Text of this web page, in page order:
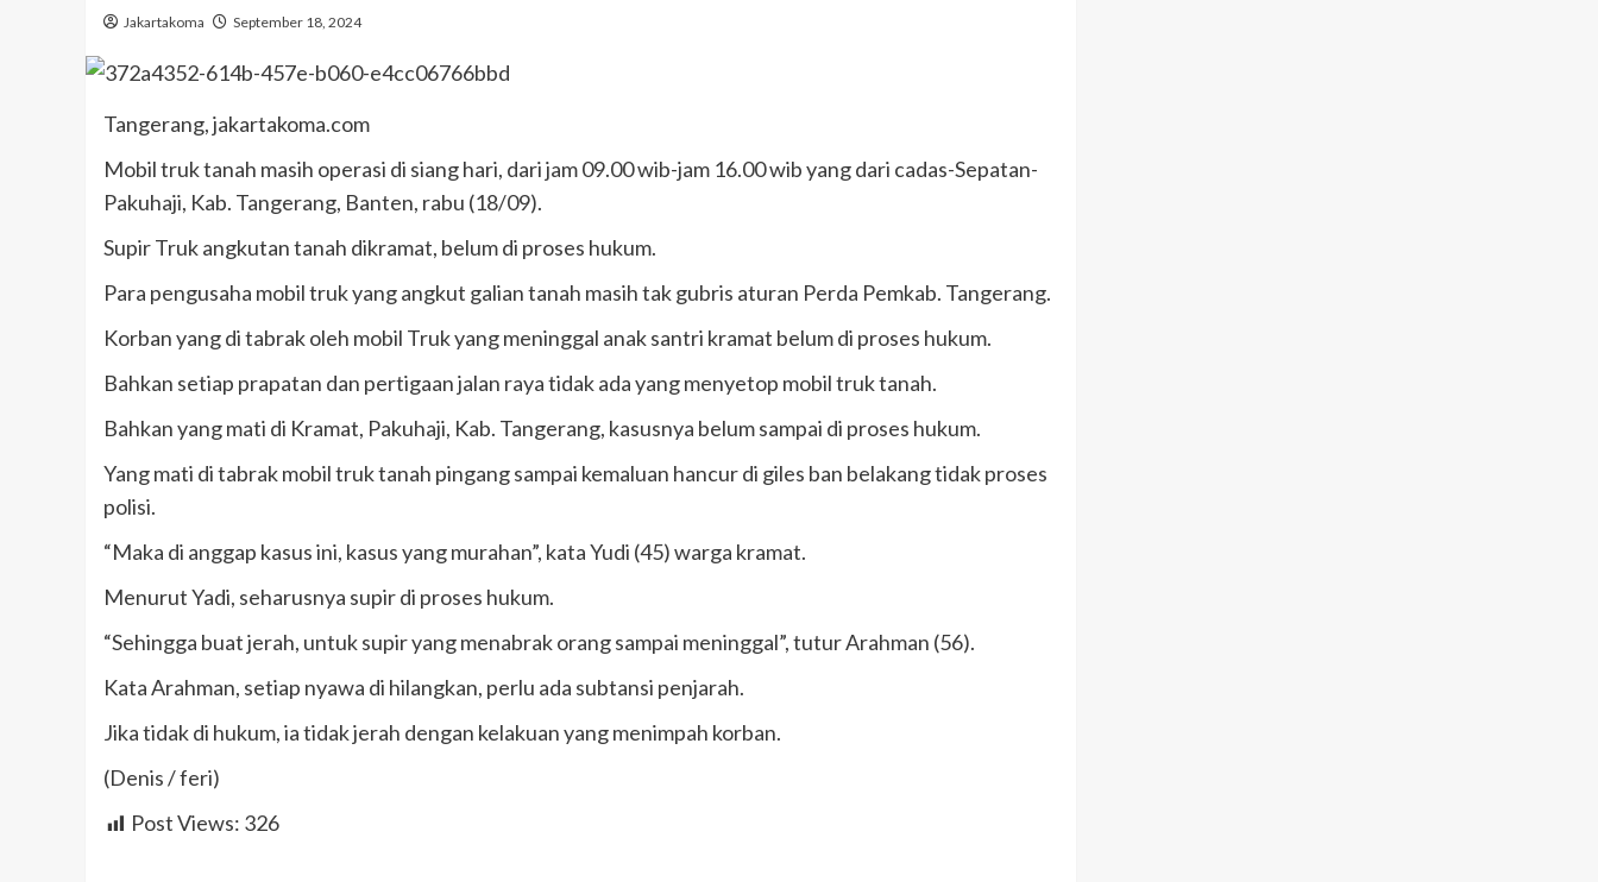
Jakartakoma September 18, 2024
Tangerang, jakartakoma.com
Mobil truk tanah masih operasi di siang hari, dari jam 09.00 wib-jam 16.00 wib yang dari cadas-Sepatan-
Pakuhaji, Kab. Tangerang, Banten, rabu (18/09).
Supir Truk angkutan tanah dikramat, belum di proses hukum.
Para pengusaha mobil truk yang angkut galian tanah masih tak gubris aturan Perda Pemkab. Tangerang.
Korban yang di tabrak oleh mobil Truk yang meninggal anak santri kramat belum di proses hukum.
Bahkan setiap prapatan dan pertigaan jalan raya tidak ada yang menyetop mobil truk tanah.
Bahkan yang mati di Kramat, Pakuhaji, Kab. Tangerang, kasusnya belum sampai di proses hukum.
Yang mati di tabrak mobil truk tanah pingang sampai kemaluan hancur di giles ban belakang tidak proses
polisi.
“Maka di anggap kasus ini, kasus yang murahan”, kata Yudi (45) warga kramat.
Menurut Yadi, seharusnya supir di proses hukum.
“Sehingga buat jerah, untuk supir yang menabrak orang sampai meninggal”, tutur Arahman (56).
Kata Arahman, setiap nyawa di hilangkan, perlu ada subtansi penjarah.
Jika tidak di hukum, ia tidak jerah dengan kelakuan yang menimpah korban.
(Denis / feri)
Post Views: 326